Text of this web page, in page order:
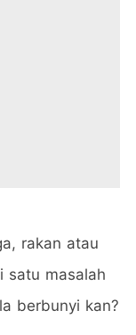
rakan atau
satu masalah
berbunyi kan?